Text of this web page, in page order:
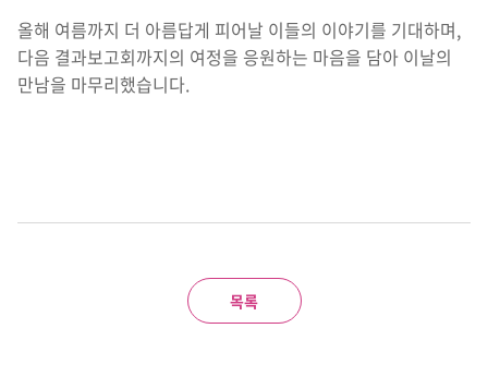
올해 여름까지 더 아름답게 피어날 이들의 이야기를 기대하며,
다음 결과보고회까지의 여정을 응원하는 마음을 담아 이날의
만남을 마무리했습니다.
목록